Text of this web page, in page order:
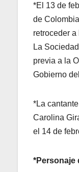
*El 13 de
de
retroceder
La
previa a la
Gobierno
*La
Carolina
el 14 de
*Personaje